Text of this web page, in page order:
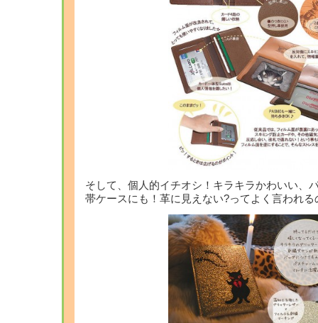
そして、個人的イチオシ！キラキラかわいい、
帯ケースにも！革に見えない?ってよく言われ